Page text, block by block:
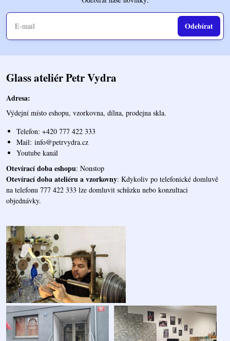
Odebírat
Glass ateliér Petr Vydra
Adresa:
Výdejní místo eshopu, vzorkovna, dílna, prodejna skla.
Telefon: +420 777 422 333
Mail: info@petrvydra.cz
Youtube kanál
Otevírací doba eshopu: Nonstop
Otevírací doba ateliéru a vzorkovny: Kdykoliv po telefonické domluvě
na telefonu 777 422 333 lze domluvit schůzku nebo konzultaci
objednávky.